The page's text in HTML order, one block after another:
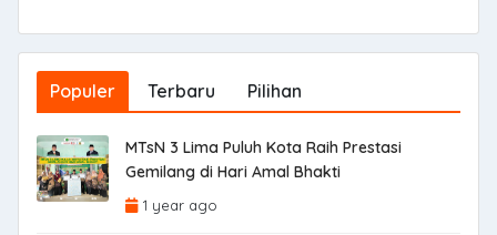
Populer Terbaru Pilihan
MTsN 3 Lima Puluh Kota Raih Prestasi
Gemilang di Hari Amal Bhakti
1 year ago